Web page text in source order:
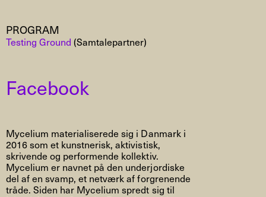
PROGRAM
Testing Ground (Samtalepartner)
Facebook
Mycelium materialiserede sig i Danmark i
2016 som et kunstnerisk, aktivistisk,
skrivende og performende kollektiv.
Mycelium er navnet på den underjordiske
del af en svamp, et netværk af forgrenende
tråde. Siden har Mycelium spredt sig til